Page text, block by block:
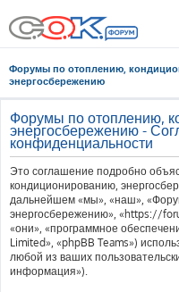
Форумы по отоплению,
энергосбережению
Форумы по отоплению,
энергосбережению -
конфиденциальности
Это соглашение подробно
кондиционированию,
дальнейшем «мы», «наш»,
энергосбережению», «https://
«они», «программное
Limited», «phpBB Teams»)
любой из ваших
информация»).